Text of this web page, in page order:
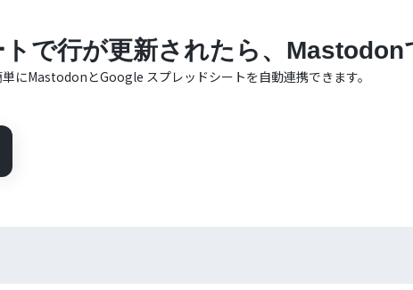
で行が更新されたら、
にMastodonとGoogle スプレッドシートを自動連携できます。